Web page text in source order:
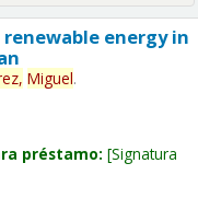
energy in
Miguel.
préstamo: Signatura